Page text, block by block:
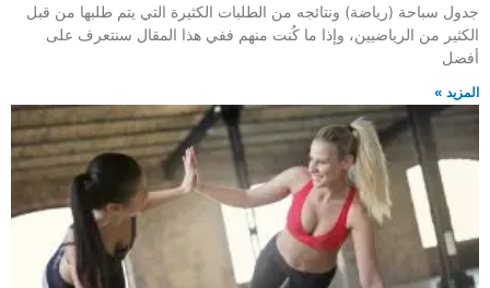
جدول ‎سباحة (رياضة) ونتائجه من الطلبات الكثيرة التي يتم طلبها من قبل
الكثير من الرياضيين، وإذا ما كُنت منهم ففي هذا المقال سنتعرف على
أفضل
المزيد »